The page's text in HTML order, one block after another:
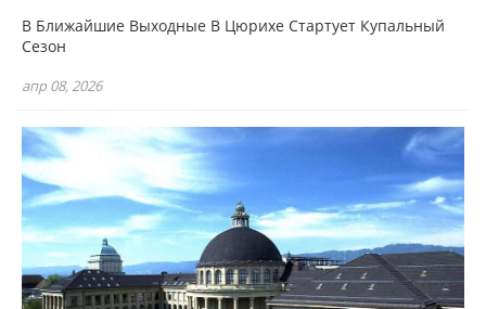
В Ближайшие Выходные В Цюрихе Стартует Купальный
Сезон
апр 08, 2026